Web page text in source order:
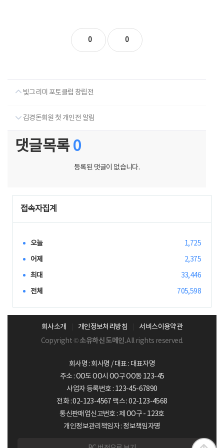
0 0
빛그리미 포토클럽 창립전
김경돈회원 첫 개인전 알림
댓글목록 0
등록된 댓글이 없습니다.
접속자집계
오늘
1,725
어제
2,375
최대
33,446
전체
705,598
회사소개 개인정보처리방침
서비스이용약관
Copyright ©소유하신 도메인.All rights reserved.
회사명 : 회사명 / 대표 : 대표자명
주소 : OO도 OO시 OO구 OO동 123-45
사업자 등록번호 : 123-45-67890
전화 : 02-123-4567 팩스 : 02-123-4568
통신판매업신고번호 : 제 OO구 - 123호
개인정보관리책임자 : 정보책임자명